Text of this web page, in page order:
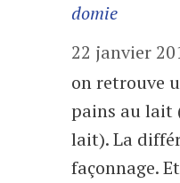
domie
22 janvier
on retrouve
pains au lait
lait). La
façonnage.